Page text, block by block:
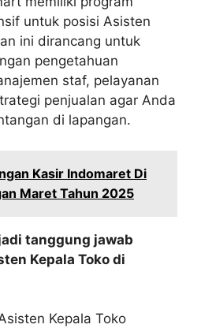
untuk posisi Asisten
ini dirancang untuk
pengetahuan
staf, pelayanan
penjualan agar Anda
di lapangan.
Kasir Indomaret Di
Maret Tahun 2025
tanggung jawab
Kepala Toko di
Kepala Toko